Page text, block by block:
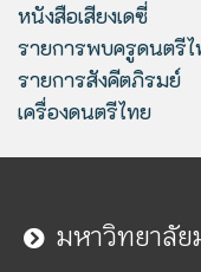
หนังสือเสียงเดซี่
รายการพบครูดนตรีไ
รายการสังคีตภิรมย์
เครื่องดนตรีไทย
มหาวิทยาลั